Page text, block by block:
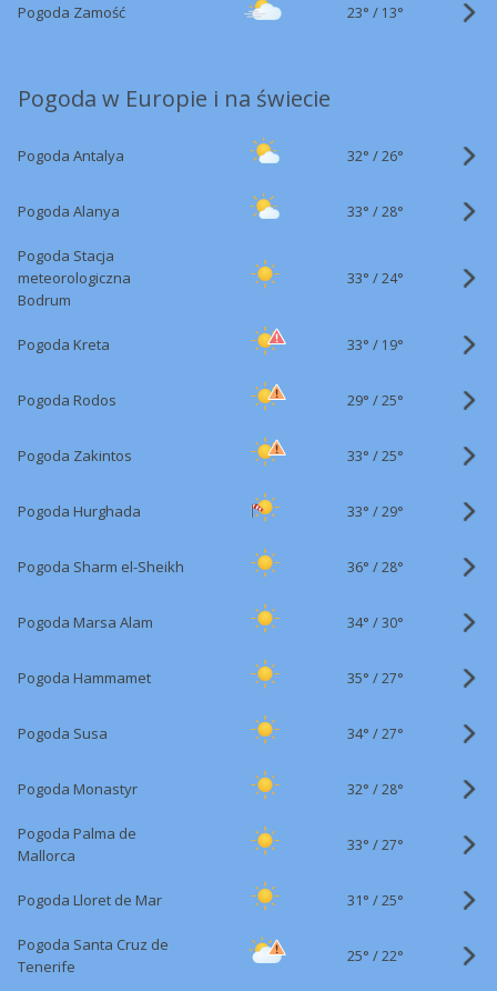
Pogoda Zamość 23° / 13°
Pogoda w Europie i na świecie
Pogoda Antalya 32° /26°
Pogoda Alanya 33° /28°
Pogoda Stacja
meteorologiczna
Bodrum
33° /24°
Pogoda Kreta 33° / 19°
Pogoda Rodos 29° /25°
Pogoda Zakintos 33° /25°
Pogoda Hurghada 33° /29°
Pogoda Sharm el-Sheikh 36° /28°
Pogoda Marsa Alam 34° /30°
Pogoda Hammamet 35° /27°
Pogoda Susa 34° /27°
Pogoda Monastyr 32° /28°
Pogoda Palma de
Mallorca
33° /27°
Pogoda Lloret de Mar 31° /25°
Pogoda Santa Cruz de
Tenerife
25° /22°